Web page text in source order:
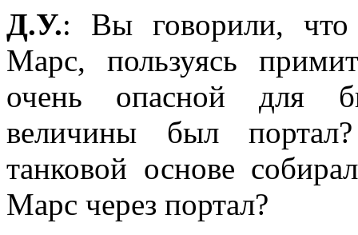
Д.У.: Вы говорили, что
Марс, пользуясь
очень опасной для
величины был
танковой основе
Марс через портал?